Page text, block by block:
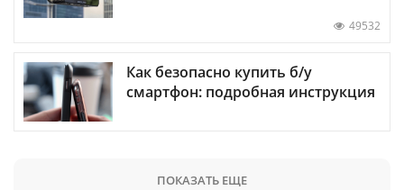
49532
Как безопасно купить б/у
смартфон: подробная инструкция
ПОКАЗАТЬ ЕЩЕ